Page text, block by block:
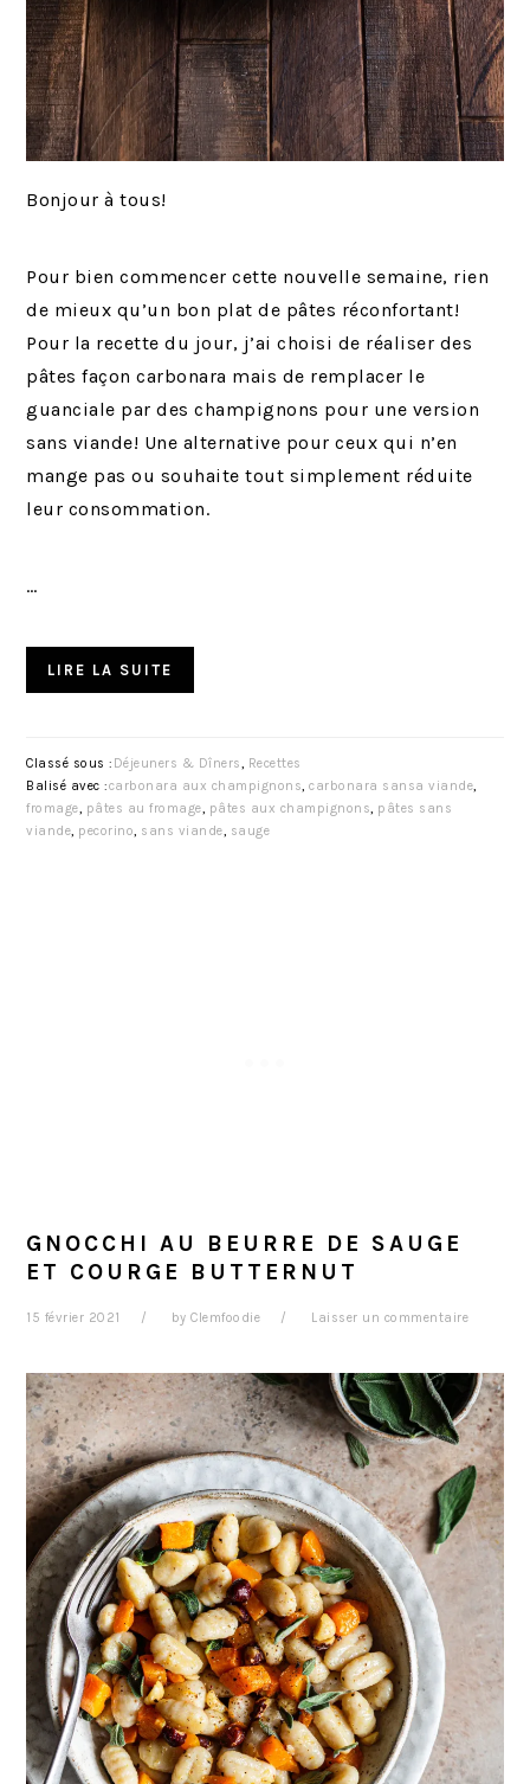
Bonjour à tous!
Pour bien commencer cette nouvelle semaine, rien
de mieux qu’un bon plat de pâtes réconfortant!
Pour la recette du jour, j’ai choisi de réaliser des
pâtes façon carbonara mais de remplacer le
guanciale par des champignons pour une version
sans viande! Une alternative pour ceux qui n’en
mange pas ou souhaite tout simplement réduite
leur consommation.
…
LIRE LA SUITE
Classé sous : Déjeuners & Dîners, Recettes
Balisé avec :carbonara aux champignons,carbonara sansa viande,
fromage, pâtes au fromage, pâtes aux champignons, pâtes sans
viande, pecorino, sans viande, sauge
GNOCCHI AU BEURRE DE SAUGE
ET COURGE BUTTERNUT
15 février 2021 byClemfoodie Laisser un commentaire